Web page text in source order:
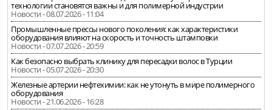
технологии становятся важны и для полимерной индустрии
Новости - 08.07.2026 - 11:04
Промышленные прессы нового поколения: как характеристики
оборудования влияют на скорость и точность штамповки
Новости - 07.07.2026 - 20:59
Как безопасно выбрать клинику для пересадки волос в Турции
Новости - 05.07.2026 - 20:30
Железные артерии нефтехимии: как не утонуть в мире полимерного
оборудования
Новости - 21.06.2026 - 16:28